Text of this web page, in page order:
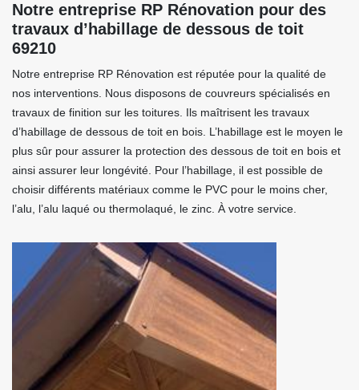
Notre entreprise RP Rénovation pour des
travaux d’habillage de dessous de toit
69210
Notre entreprise RP Rénovation est réputée pour la qualité de
nos interventions. Nous disposons de couvreurs spécialisés en
travaux de finition sur les toitures. Ils maîtrisent les travaux
d’habillage de dessous de toit en bois. L’habillage est le moyen le
plus sûr pour assurer la protection des dessous de toit en bois et
ainsi assurer leur longévité. Pour l’habillage, il est possible de
choisir différents matériaux comme le PVC pour le moins cher,
l’alu, l’alu laqué ou thermolaqué, le zinc. À votre service.